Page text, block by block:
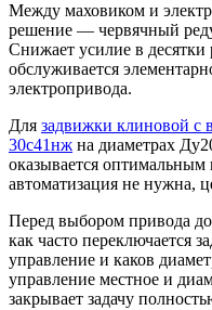
Между маховиком и
решение — червячный
Снижает усилие в десятки
обслуживается
электропривода.
Для задвижки клиновой
30с41нж на диаметрах
оказывается
автоматизация не нужна,
Перед выбором привода
как часто переключается
управление и каков
управление местное и
закрывает задачу